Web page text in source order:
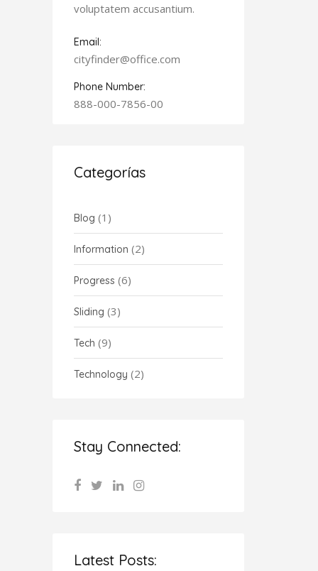
voluptatem accusantium.
Email:
cityfinder@office.com
Phone Number:
888-000-7856-00
Categorías
Blog (1)
Information (2)
Progress (6)
Sliding (3)
Tech (9)
Technology (2)
Stay Connected:
Latest Posts: